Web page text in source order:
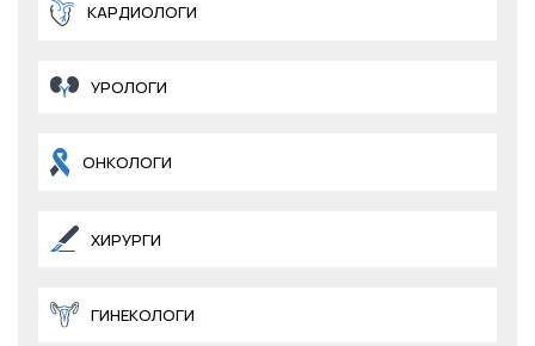
КАРДИОЛОГИ
УРОЛОГИ
ОНКОЛОГИ
ХИРУРГИ
ГИНЕКОЛОГИ